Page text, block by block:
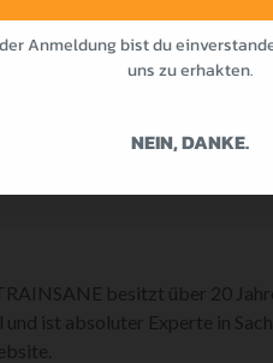
besitzt über 20
ist absoluter Experte in
Anmeldung bist du
uns zu erhakten.
NEIN, DANKE.